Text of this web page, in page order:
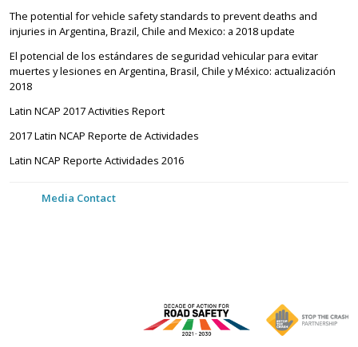
The potential for vehicle safety standards to prevent deaths and
injuries in Argentina, Brazil, Chile and Mexico: a 2018 update
El potencial de los estándares de seguridad vehicular para evitar
muertes y lesiones en Argentina, Brasil, Chile y México: actualización
2018
Latin NCAP 2017 Activities Report
2017 Latin NCAP Reporte de Actividades
Latin NCAP Reporte Actividades 2016
Media Contact